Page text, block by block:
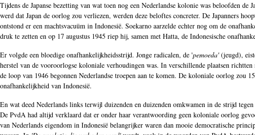
Tijdens de Japanse bezetting van wat toen nog een Nederlandse kolonie was beloofden
werd dat Japan de oorlog zou verliezen, werden deze beloftes concreter. De Japanners
ontstond er een machtsvacuüm in Indonesië. Soekarno aarzelde echter nog om de
druk te zetten en op 17 augustus 1945 riep hij, samen met Hatta, de Indonesische
Er volgde een bloedige onafhankelijkheidsstrijd. Jonge radicalen, de 'pemoeda'(jeugd),
herstel van de vooroorlogse koloniale verhoudingen was. In verschillende plaatsen
de loop van 1946 begonnen Nederlandse troepen aan te komen. De koloniale oorlog zou
onafhankelijkheid van Indonesië.
En wat deed Nederlands links terwijl duizenden en duizenden omkwamen in de strijd
De PvdA had altijd verklaard dat er onder haar verantwoording geen koloniale oorlog
van Nederlands eigendom in Indonesië belangrijker waren dan mooie democratische